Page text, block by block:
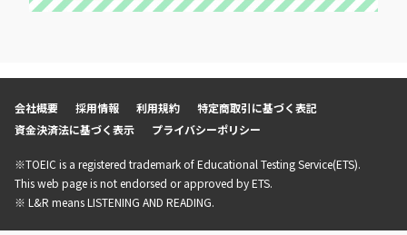
会社概要 採用情報 利用規約
特定商取引に基づく表記
資金決済法に基づく表示
プライバシーポリシー
※TOEIC is a registered trademark of Educational Testing Service(ETS).
This web page is not endorsed or approved by ETS.
※ L&R means LISTENING AND READING.